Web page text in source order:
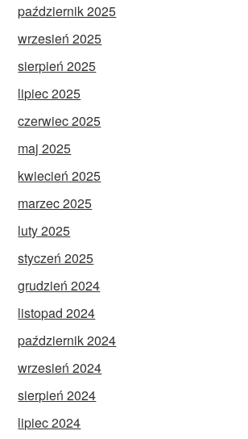
październik 2025
wrzesień 2025
sierpień 2025
lipiec 2025
czerwiec 2025
maj 2025
kwiecień 2025
marzec 2025
luty 2025
styczeń 2025
grudzień 2024
listopad 2024
październik 2024
wrzesień 2024
sierpień 2024
lipiec 2024